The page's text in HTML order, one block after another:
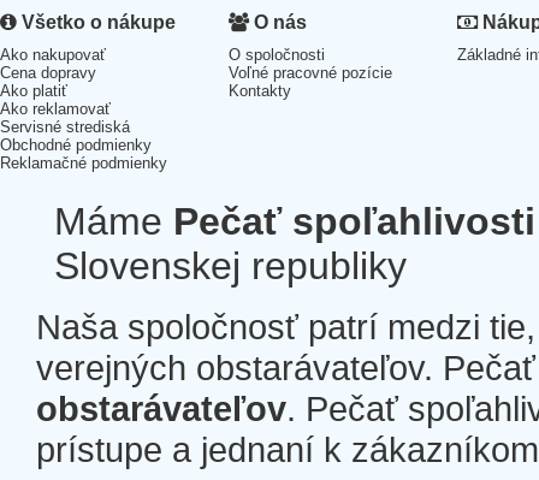
Všetko o nákupe
Ako nakupovať
Cena dopravy
Ako platiť
Ako reklamovať
Servisné strediská
Obchodné podmienky
Reklamačné podmienky
O nás
O spoločnosti
Voľné pracovné pozície
Kontakty
Základné
Máme Pečať spoľahlivosti
Slovenskej republiky
Naša spoločnosť patrí medzi
verejných obstarávateľov.
obstarávateľov. Pečať
prístupe a jednaní k